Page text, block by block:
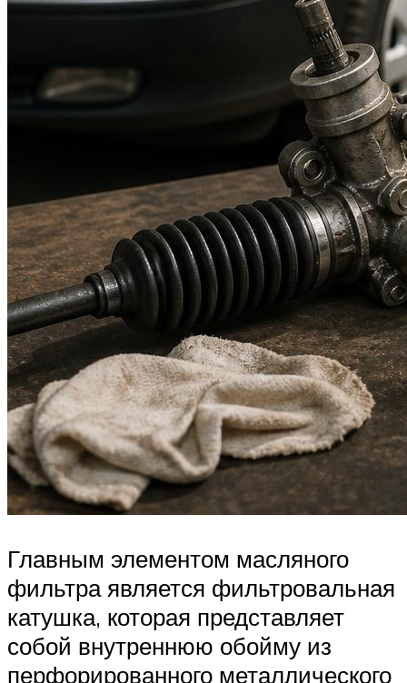
Главным элементом масляного
фильтра является фильтровальная
катушка, которая представляет
собой внутреннюю обойму из
перфорированного металлического